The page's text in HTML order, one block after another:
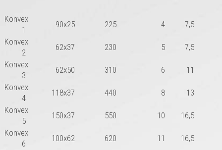
Konvex
1
90x25 225 4
7,5
Konvex
2
62x37 230 5
7,5
Konvex
3
62x50 310 6
11
Konvex
4
118x37 440 8
13
Konvex
5
150x37 550 10
16,5
Konvex
6
100x62 620 11
16,5